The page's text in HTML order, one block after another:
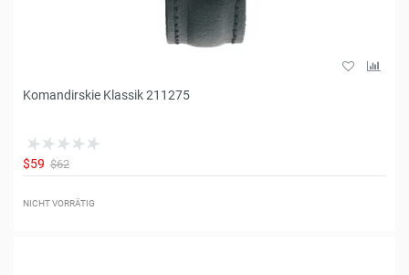
Komandirskie Klassik 211275
$59 $62
NICHT VORRÄTIG